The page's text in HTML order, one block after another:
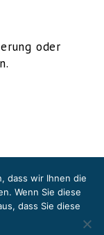
oder
dass wir Ihnen die
Wenn Sie diese
dass Sie diese